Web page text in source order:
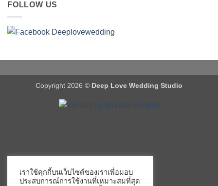
FOLLOW US
Copyright 2026 © Deep Love Wedding Studio
เราใช้คุกกี้บนเว็บไซต์ของเราเพื่อมอบ
ประสบการณ์การใช้งานที่เหมาะสมที่สุด